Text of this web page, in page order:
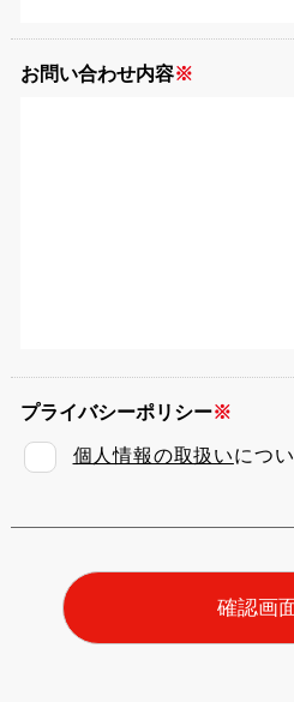
お問い合わせ内容
プライバシーポリシー
個人情報の取扱いにつ
確認画